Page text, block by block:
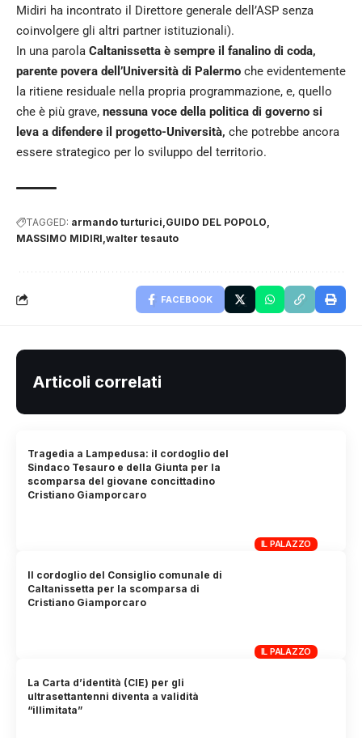
Midiri ha incontrato il Direttore generale dell’ASP senza
coinvolgere gli altri partner istituzionali).
In una parola Caltanissetta è sempre il fanalino di coda,
parente povera dell’Università di Palermo che evidentemente
la ritiene residuale nella propria programmazione, e, quello
che è più grave, nessuna voce della politica di governo si
leva a difendere il progetto-Università, che potrebbe ancora
essere strategico per lo sviluppo del territorio.
TAGGED: armando turturici GUIDO DEL POPOLO
MASSIMO MIDIRI walter tesauto
FACEBOOK
Articoli correlati
IL PALAZZO
Tragedia a Lampedusa: il cordoglio del
Sindaco Tesauro e della Giunta per la
scomparsa del giovane concittadino
Cristiano Giamporcaro
IL PALAZZO
Il cordoglio del Consiglio comunale di
Caltanissetta per la scomparsa di
Cristiano Giamporcaro
La Carta d’identità (CIE) per gli
ultrasettantenni diventa a validità
“illimitata”